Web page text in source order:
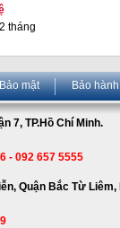
tháng
Bảo mật Bảo hành
7, TP.Hồ Chí Minh.
- 092 657 5555
Quận Bắc Từ Liêm,